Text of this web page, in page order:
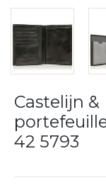
Castelijn
42 5793